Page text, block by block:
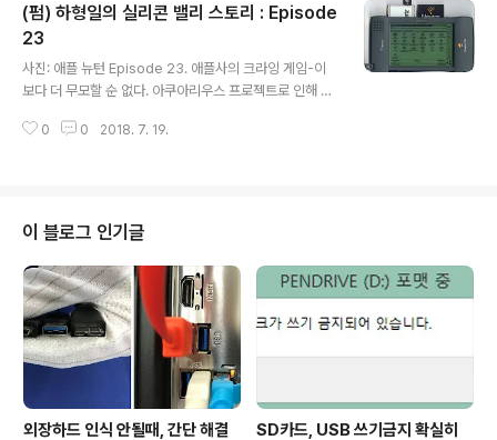
가 이끄는 윈텔 제국이 PC 시장의 모든 영역을 좌지우지하
는 부동의 실권자임을 대내외적으로 과시하는 계기로 되었
다. 결과적으로 빌 게이츠가 MS사에서 추진한 운영체제
프로젝트의 상품화 과정에서 빅 블루 IBM사의 재가를 얻
0'의 기습 출시는 애플사에 그로기 펀치를 날리는 동시에,
(펌) 하형일의 실리콘 밸리 스토리 : Episode
23
사진: 애플 뉴턴 Episode 23. 애플사의 크라잉 게임-이
보다 더 무모할 순 없다. 아쿠아리우스 프로젝트로 인해 애
전선은 이제 동서남북의 전방으로 확장돼 버렸다. 북부전
하면 벌써부터 전세가 꺾인 동부전선은 IBM PC 클론들과
힘겨운 전투를 벌이고 있었고, 서부전선은 HP사의 레이저
프린터와 어도비사의 서체 분쟁으로 소모적인 피를 흘리고
있었다. 설상가상으로, 애플사의 상징이라고 할 수 있는 G
UI 테크놀로지 운영체제는 MS사와 법정싸움에 휘말려 지
루한 소모전을 치러야만 했고, PC 시..
0 0 2018. 7. 19.
이 블로그 인기글
외장하드 인식 안될때, 간단 해결
SD카드, USB 쓰기금지 확실히